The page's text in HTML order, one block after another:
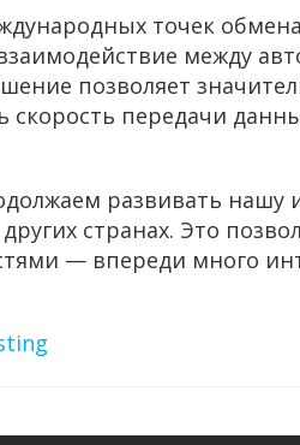
точек
между
позволяет
скорость передачи
развивать нашу
странах. Это
— впереди много